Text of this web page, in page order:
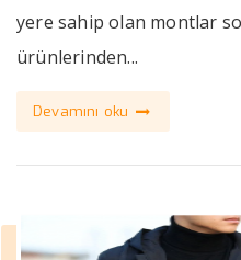
yere sahip olan montlar
ürünlerinden...
Devamını oku